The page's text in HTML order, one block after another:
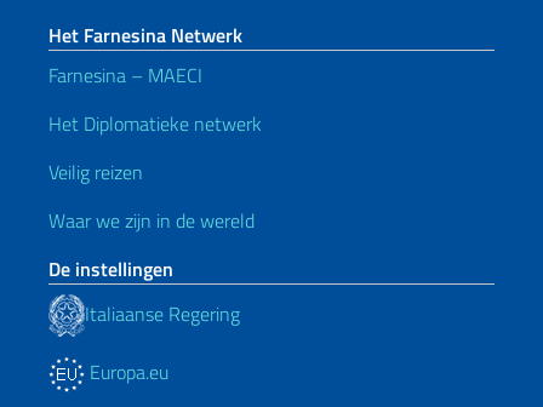
Het Farnesina Netwerk
Farnesina – MAECI
Het Diplomatieke netwerk
Veilig reizen
Waar we zijn in de wereld
De instellingen
Italiaanse Regering
Europa.eu